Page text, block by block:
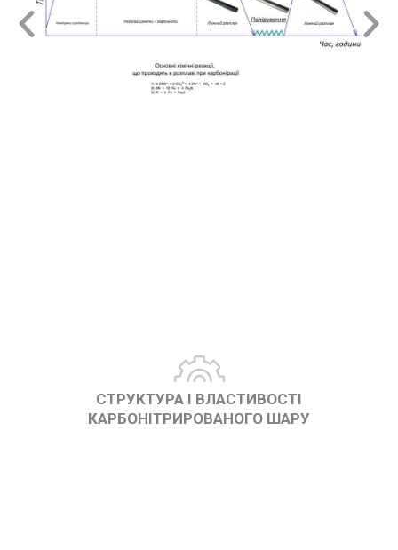
СТРУКТУРА І ВЛАСТИВОСТІ
КАРБОНІТРИРОВАНОГО ШАРУ